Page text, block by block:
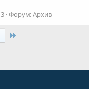
Форум:Архив
Last